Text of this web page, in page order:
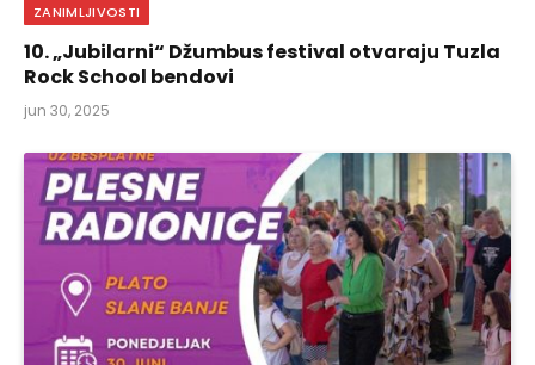
ZANIMLJIVOSTI
10. „Jubilarni“ Džumbus festival otvaraju Tuzla
Rock School bendovi
jun 30, 2025